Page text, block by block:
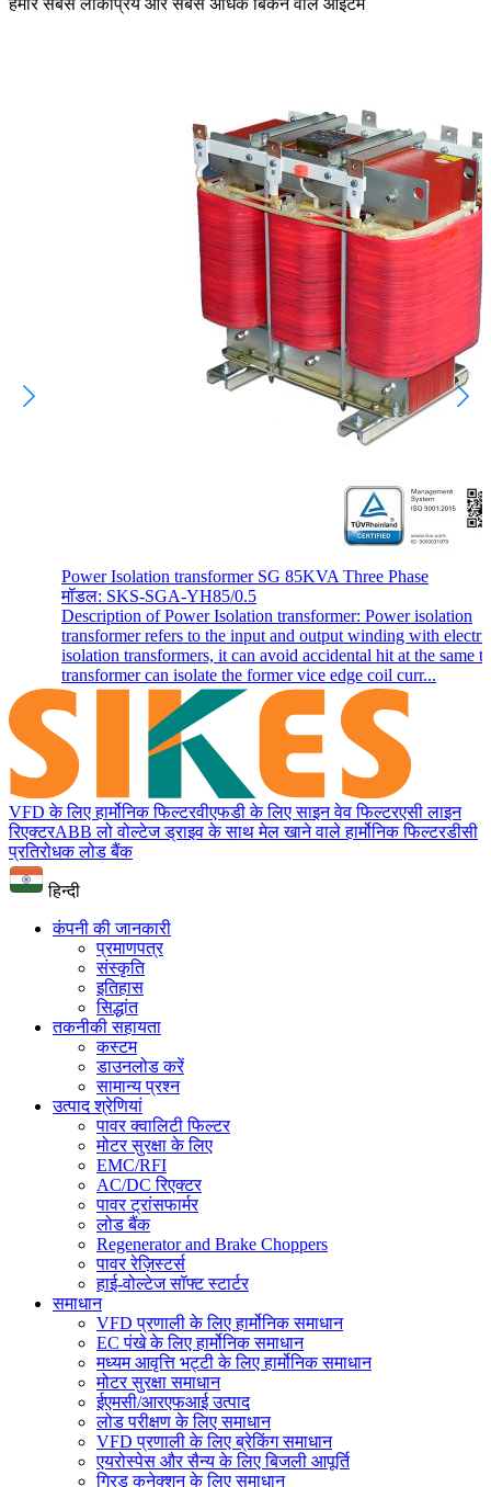
हमारे सबसे लोकप्रिय और सबसे अधिक बिकने वाले आइटम
Power Isolation transformer SG 85KVA Three Phase
मॉडल: SKS-SGA-YH85/0.5
Description of Power Isolation transformer: Power isolation
transformer refers to the input and output winding with
isolation transformers, it can avoid accidental hit at the same
transformer can isolate the former vice edge coil curr...
VFD के लिए हार्मोनिक फिल्टरवीएफडी के लिए साइन वेव फिल्टरएसी लाइन
रिएक्टरABB लो वोल्टेज ड्राइव के साथ मेल खाने वाले हार्मोनिक फिल्टरडीसी
प्रतिरोधक लोड बैंक
हिन्दी
कंपनी की जानकारी
प्रमाणपत्र
संस्कृति
इतिहास
सिद्धांत
तकनीकी सहायता
कस्टम
डाउनलोड करें
सामान्य प्रश्न
उत्पाद श्रेणियां
पावर क्वालिटी फिल्टर
मोटर सुरक्षा के लिए
EMC/RFI
AC/DC रिएक्टर
पावर ट्रांसफार्मर
लोड बैंक
Regenerator and Brake Choppers
पावर रेज़िस्टर्स
हाई-वोल्टेज सॉफ्ट स्टार्टर
समाधान
VFD प्रणाली के लिए हार्मोनिक समाधान
EC पंखे के लिए हार्मोनिक समाधान
मध्यम आवृत्ति भट्टी के लिए हार्मोनिक समाधान
मोटर सुरक्षा समाधान
ईएमसी/आरएफआई उत्पाद
लोड परीक्षण के लिए समाधान
VFD प्रणाली के लिए ब्रेकिंग समाधान
एयरोस्पेस और सैन्य के लिए बिजली आपूर्ति
ग्रिड कनेक्शन के लिए समाधान